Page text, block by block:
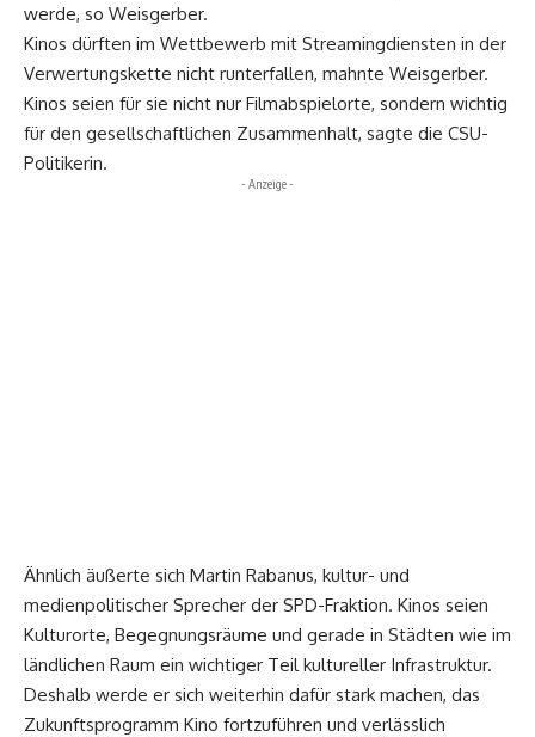
werde, so Weisgerber.
Kinos dürften im Wettbewerb mit Streamingdiensten in der
Verwertungskette nicht runterfallen, mahnte Weisgerber.
Kinos seien für sie nicht nur Filmabspielorte, sondern wichtig
für den gesellschaftlichen Zusammenhalt, sagte die CSU-
Politikerin.
- Anzeige -
Ähnlich äußerte sich Martin Rabanus, kultur- und
medienpolitischer Sprecher der SPD-Fraktion. Kinos seien
Kulturorte, Begegnungsräume und gerade in Städten wie im
ländlichen Raum ein wichtiger Teil kultureller Infrastruktur.
Deshalb werde er sich weiterhin dafür stark machen, das
Zukunftsprogramm Kino fortzuführen und verlässlich